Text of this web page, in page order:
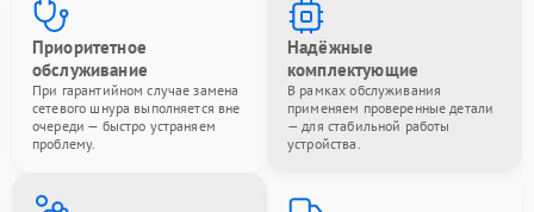
Приоритетное
обслуживание
При гарантийном случае замена
сетевого шнура выполняется вне
очереди — быстро устраняем
проблему.
Надёжные
комплектующие
В рамках обслуживания
применяем проверенные детали
— для стабильной работы
устройства.